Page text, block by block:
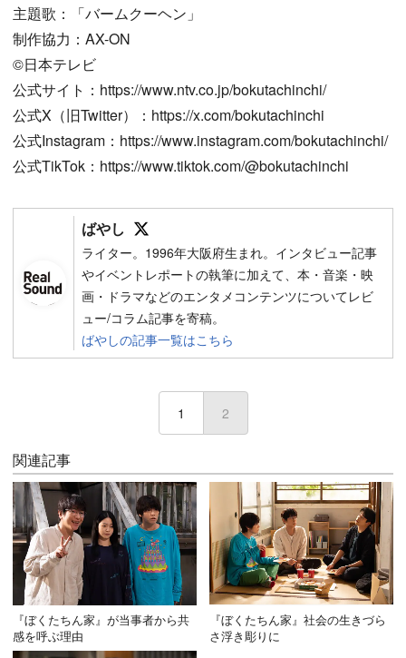
主題歌：「バームクーヘン」
制作協力：AX-ON
©日本テレビ
公式サイト：https://www.ntv.co.jp/bokutachinchi/
公式X（旧Twitter）：https://x.com/bokutachinchi
公式Instagram：https://www.instagram.com/bokutachinchi/
公式TikTok：https://www.tiktok.com/@bokutachinchi
ばやし
ライター。1996年大阪府生まれ。インタビュー記事
やイベントレポートの執筆に加えて、本・音楽・映
画・ドラマなどのエンタメコンテンツについてレビ
ュー/コラム記事を寄稿。
ばやしの記事一覧はこちら
1 2
関連記事
『ぼくたちん家』が当事者から共
感を呼ぶ理由
『ぼくたちん家』社会の生きづら
さ浮き彫りに